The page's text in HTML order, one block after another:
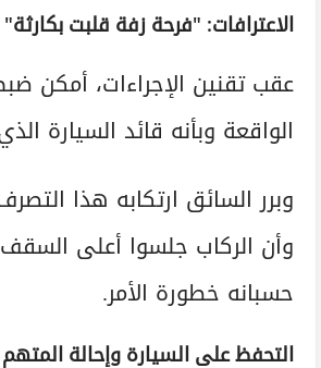
الاعترافات: "فرحة زفة قلبت بكارثة"
عقب تقنين الإجراءات، أمكن
الواقعة وبأنه قائد السيارة
وبرر السائق ارتكابه هذا
وأن الركاب جلسوا أعلى
حسبانه خطورة الأمر.
التحفظ على السيارة وإحالة المتهم